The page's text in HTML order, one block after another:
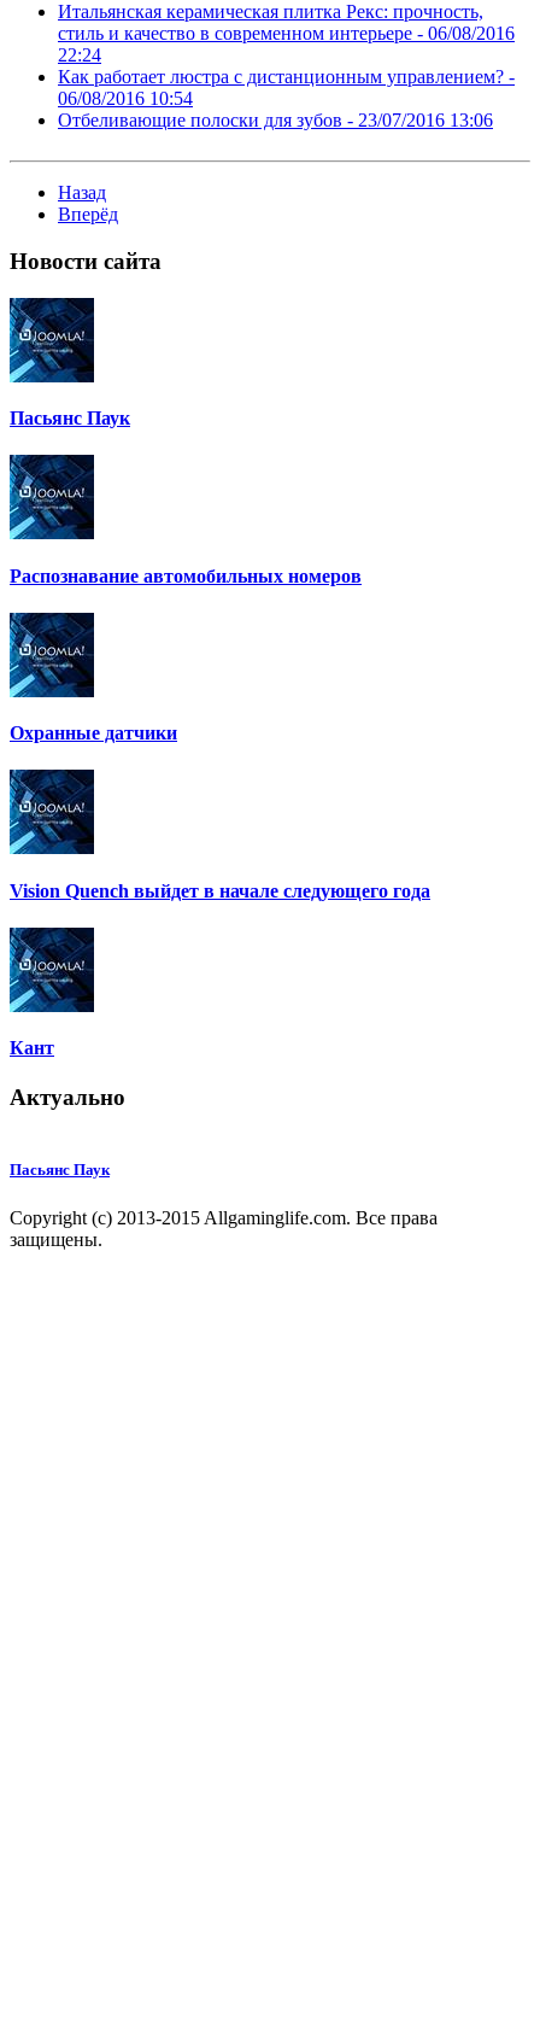
Итальянская керамическая плитка Рекс: прочность,
стиль и качество в современном интерьере - 06/08/2016
22:24
Как работает люстра с дистанционным управлением? -
06/08/2016 10:54
Отбеливающие полоски для зубов - 23/07/2016 13:06
Назад
Вперёд
Новости сайта
Пасьянс Паук
Распознавание автомобильных номеров
Охранные датчики
Vision Quench выйдет в начале следующего года
Кант
Актуально
Пасьянс Паук
Copyright (c) 2013-2015 Allgaminglife.com. Все права
защищены.